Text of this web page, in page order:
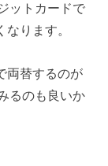
ットカードで
ります。
両替するのが
るのも良いか